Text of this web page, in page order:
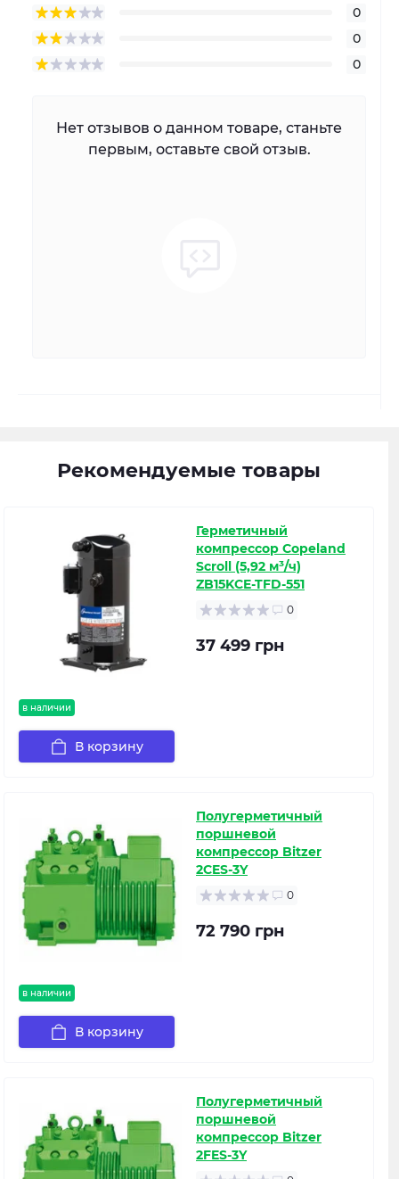
0
0
0
Нет отзывов о данном товаре, станьте
первым, оставьте свой отзыв.
Рекомендуемые товары
в наличии
Герметичный
компрессор Copeland
Scroll (5,92 м³/ч)
ZB15KCE-TFD-551
0
37 499 грн
В корзину
в наличии
Полугерметичный
поршневой
компрессор Bitzer
2CES-3Y
0
72 790 грн
В корзину
Полугерметичный
поршневой
компрессор Bitzer
2FES-3Y